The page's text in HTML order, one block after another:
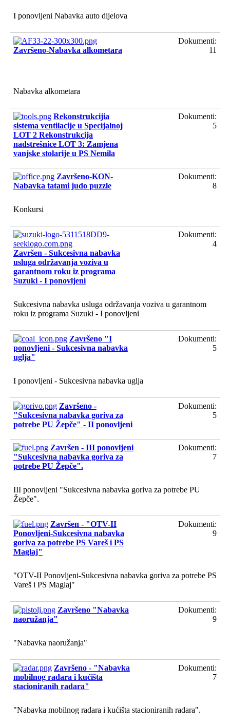
I ponovljeni Nabavka auto dijelova
Završeno-Nabavka alkometara
Dokumenti:
11
Nabavka alkometara
Rekonstrukcijia
sistema ventilacije u Specijalnoj
LOT 2 Rekonstrukcija
nadstrešnice LOT 3: Zamjena
vanjske stolarije u PS Nemila
Dokumenti:
5
Završeno-KON-
Nabavka tatami judo puzzle
Dokumenti:
8
Konkursi
Završen - Sukcesivna nabavka
usluga održavanja voziva u
garantnom roku iz programa
Suzuki - I ponovljeni
Dokumenti:
4
Sukcesivna nabavka usluga održavanja voziva u garantnom
roku iz programa Suzuki - I ponovljeni
Završeno "I
ponovljeni - Sukcesivna nabavka
uglja"
Dokumenti:
5
I ponovljeni - Sukcesivna nabavka uglja
Završeno -
"Sukcesivna nabavka goriva za
potrebe PU Žepče" - II ponovljeni
Dokumenti:
5
Završen - III ponovljeni
"Sukcesivna nabavka goriva za
potrebe PU Žepče".
Dokumenti:
7
III ponovljeni "Sukcesivna nabavka goriva za potrebe PU
Žepče".
Završen - "OTV-II
Ponovljeni-Sukcesivna nabavka
goriva za potrebe PS Vareš i PS
Maglaj"
Dokumenti:
9
"OTV-II Ponovljeni-Sukcesivna nabavka goriva za potrebe PS
Vareš i PS Maglaj"
Završeno "Nabavka
naoružanja"
Dokumenti:
9
"Nabavka naoružanja"
Završeno - "Nabavka
mobilnog radara i kućišta
stacioniranih radara"
Dokumenti:
7
"Nabavka mobilnog radara i kućišta stacioniranih radara".